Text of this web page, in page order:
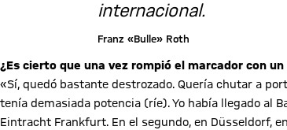
internacional.
Franz «Bulle» Roth
¿Es cierto que una vez rompió el marcador con un
«Sí, quedó bastante destrozado. Quería chutar a
tenía demasiada potencia (ríe). Yo había llegado al
Eintracht Frankfurt. En el segundo, en Düsseldorf,